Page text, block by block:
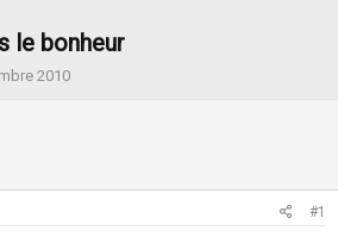
le bonheur
2010
#1